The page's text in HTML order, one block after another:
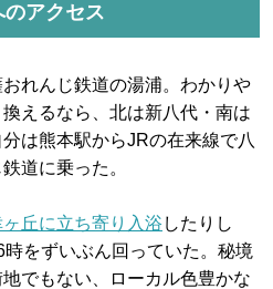
アクセス
れんじ鉄道の湯浦。わかりや
えるなら、北は新八代・南は
は熊本駅からJRの在来線で八
道に乗った。
丘に立ち寄り入浴 したりし
をずいぶん回っていた。秘境
でもない、ローカル色豊かな